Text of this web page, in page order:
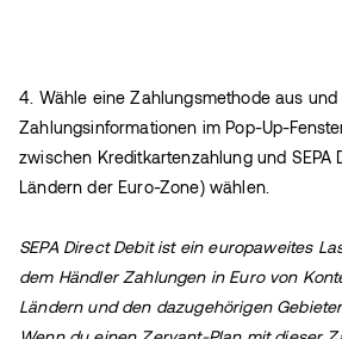
4. Wähle eine Zahlungsmethode aus
Zahlungsinformationen im Pop-Up-
zwischen Kreditkartenzahlung und SEPA
Ländern der Euro-Zone) wählen.
SEPA Direct Debit ist ein europaweites
dem Händler Zahlungen in Euro von
Ländern und den dazugehörigen